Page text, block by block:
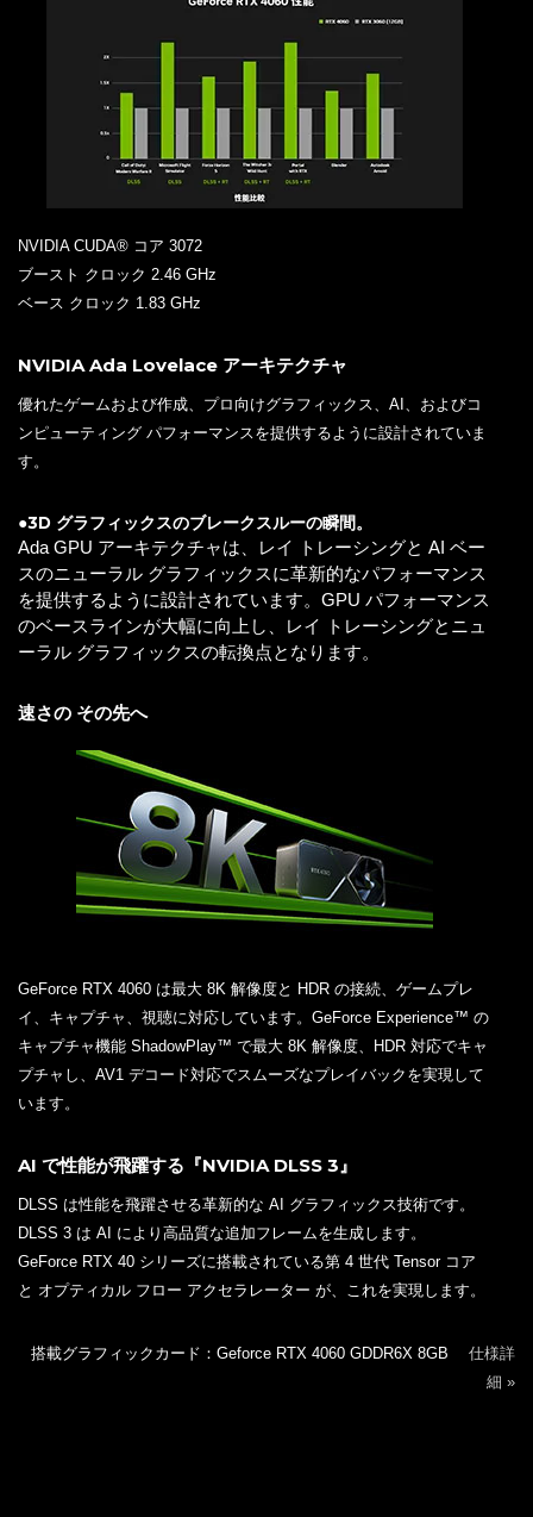
NVIDIA CUDA® コア 3072
ブースト クロック 2.46 GHz
ベース クロック 1.83 GHz
NVIDIA Ada Lovelace アーキテクチャ
優れたゲームおよび作成、プロ向けグラフィックス、AI、およびコ
ンピューティング パフォーマンスを提供するように設計されていま
す。
●3D グラフィックスのブレークスルーの瞬間。
Ada GPU アーキテクチャは、レイ トレーシングと AI ベー
スのニューラル グラフィックスに革新的なパフォーマンス
を提供するように設計されています。GPU パフォーマンス
のベースラインが大幅に向上し、レイ トレーシングとニュ
ーラル グラフィックスの転換点となります。
速さの その先へ
GeForce RTX 4060 は最大 8K 解像度と HDR の接続、ゲームプレ
イ、キャプチャ、視聴に対応しています。GeForce Experience™ の
キャプチャ機能 ShadowPlay™ で最大 8K 解像度、HDR 対応でキャ
プチャし、AV1 デコード対応でスムーズなプレイバックを実現して
います。
AI で性能が飛躍する『NVIDIA DLSS 3』
DLSS は性能を飛躍させる革新的な AI グラフィックス技術です。
DLSS 3 は AI により高品質な追加フレームを生成します。
GeForce RTX 40 シリーズに搭載されている第 4 世代 Tensor コア
と オプティカル フロー アクセラレーター が、これを実現します。
搭載グラフィックカード：Geforce RTX 4060 GDDR6X 8GB 仕様詳
細 »